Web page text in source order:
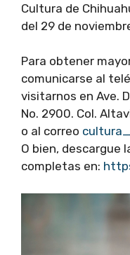
Cultura de
del 29 de
Para obtener
comunicarse al
visitarnos en Ave.
No. 2900. Col.
o al correo
O bien, descargue
completas en: